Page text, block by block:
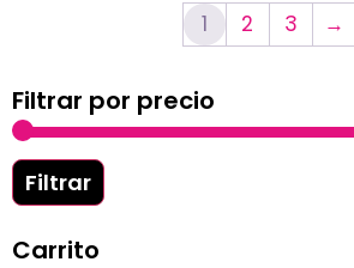
Filtrar por precio
Filtrar
Carrito
1 2 3 →